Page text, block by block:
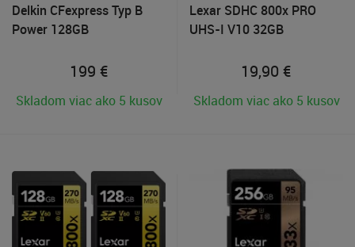
Delkin CFexpress Typ B
Power 128GB
199 €
Skladom viac ako 5 kusov
Lexar SDHC 800x PRO
UHS-I V10 32GB
19,90 €
Skladom viac ako 5 kusov